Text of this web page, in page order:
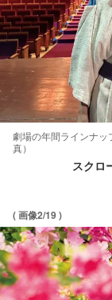
劇場の年間ラインナ
真）
スクロ
( 画像2/19 )